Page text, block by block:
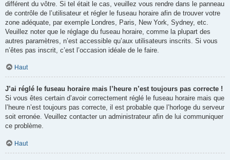
différent du vôtre. Si tel était le cas, veuillez vous rendre dans le panneau
de contrôle de l’utilisateur et régler le fuseau horaire afin de trouver votre
zone adéquate, par exemple Londres, Paris, New York, Sydney, etc.
Veuillez noter que le réglage du fuseau horaire, comme la plupart des
autres paramètres, n’est accessible qu’aux utilisateurs inscrits. Si vous
n’êtes pas inscrit, c’est l’occasion idéale de le faire.
Haut
J’ai réglé le fuseau horaire mais l’heure n’est toujours pas correcte !
Si vous êtes certain d’avoir correctement réglé le fuseau horaire mais que
l’heure n’est toujours pas correcte, il est probable que l’horloge du serveur
soit erronée. Veuillez contacter un administrateur afin de lui communiquer
ce problème.
Haut